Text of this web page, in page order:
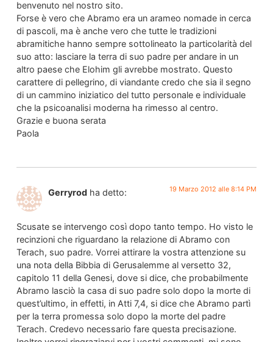
benvenuto nel nostro sito.
Forse è vero che Abramo era un arameo nomade in cerca
di pascoli, ma è anche vero che tutte le tradizioni
abramitiche hanno sempre sottolineato la particolarità del
suo atto: lasciare la terra di suo padre per andare in un
altro paese che Elohim gli avrebbe mostrato. Questo
carattere di pellegrino, di viandante credo che sia il segno
di un cammino iniziatico del tutto personale e individuale
che la psicoanalisi moderna ha rimesso al centro.
Grazie e buona serata
Paola
Gerryrod ha detto: 19 Marzo 2012 alle 8:14 PM
Scusate se intervengo così dopo tanto tempo. Ho visto le
recinzioni che riguardano la relazione di Abramo con
Terach, suo padre. Vorrei attirare la vostra attenzione su
una nota della Bibbia di Gerusalemme al versetto 32,
capitolo 11 della Genesi, dove si dice, che probabilmente
Abramo lasciò la casa di suo padre solo dopo la morte di
quest’ultimo, in effetti, in Atti 7,4, si dice che Abramo partì
per la terra promessa solo dopo la morte del padre
Terach. Credevo necessario fare questa precisazione.